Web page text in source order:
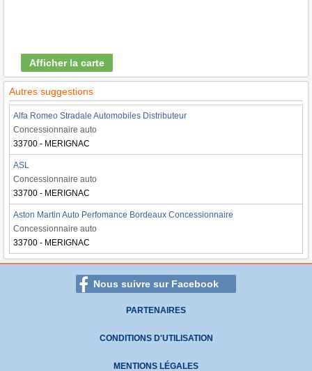
Afficher la carte
Autres suggestions
Alfa Romeo Stradale Automobiles Distributeur
Concessionnaire auto
33700 - MERIGNAC
ASL
Concessionnaire auto
33700 - MERIGNAC
Aston Martin Auto Perfomance Bordeaux Concessionnaire
Concessionnaire auto
33700 - MERIGNAC
Nous suivre sur Facebook
PARTENAIRES
CONDITIONS D'UTILISATION
MENTIONS LÉGALES